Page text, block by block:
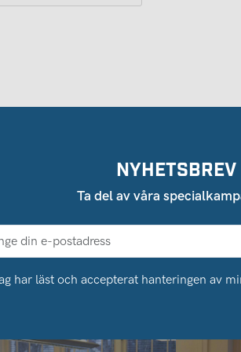
NYHETSBREV
Ta del av våra
har läst och accepterat hanteringen av